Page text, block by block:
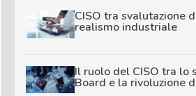
CISO tra svalutazione
realismo industriale
Il ruolo del CISO tra lo
Board e la rivoluzione